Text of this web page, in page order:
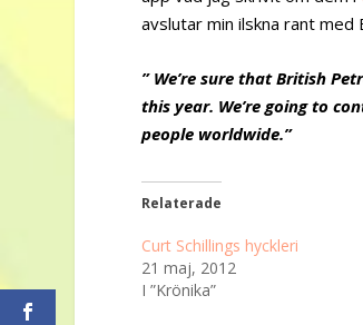
avslutar min ilskna rant med
” We’re sure that British
this year. We’re going to
people worldwide.”
Relaterade
Curt Schillings hyckleri
21 maj, 2012
I ”Krönika”